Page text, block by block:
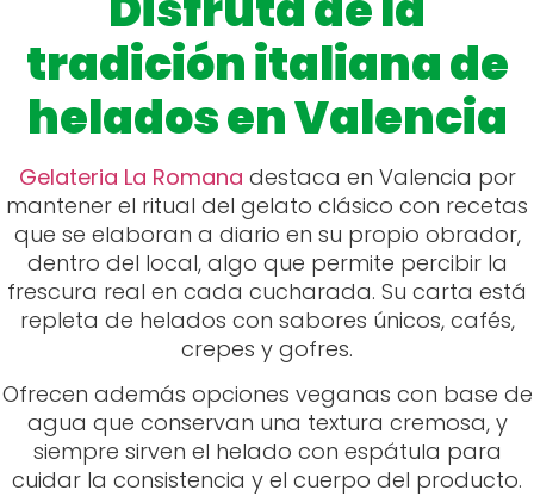
tradición italiana de
helados en Valencia
Gelateria La Romana destaca en Valencia por
mantener el ritual del gelato clásico con recetas
que se elaboran a diario en su propio obrador,
dentro del local, algo que permite percibir la
frescura real en cada cucharada. Su carta está
repleta de helados con sabores únicos, cafés,
crepes y gofres.
Ofrecen además opciones veganas con base de
agua que conservan una textura cremosa, y
siempre sirven el helado con espátula para
cuidar la consistencia y el cuerpo del producto.